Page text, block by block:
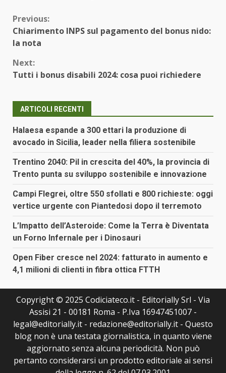
Continue
Reading
Previous:
Chiarimento INPS sul pagamento del bonus nido:
la nota
Next:
Tutti i bonus disabili 2024: cosa puoi richiedere
ARTICOLI RECENTI
Halaesa espande a 300 ettari la produzione di
avocado in Sicilia, leader nella filiera sostenibile
Trentino 2040: Pil in crescita del 40%, la provincia di
Trento punta su sviluppo sostenibile e innovazione
Campi Flegrei, oltre 550 sfollati e 800 richieste: oggi
vertice urgente con Piantedosi dopo il terremoto
L’Impatto dell’Asteroide: Come la Terra è Diventata
un Forno Infernale per i Dinosauri
Open Fiber cresce nel 2024: fatturato in aumento e
4,1 milioni di clienti in fibra ottica FTTH
Copyright © 2025 Codiciateco.it - Editorially Srl - Via
Assisi 21 - 00181 Roma - P.Iva 16947451007 -
legal@editorially.it - redazione@editorially.it - Questo
blog non è una testata giornalistica, in quanto viene
aggiornato senza alcuna periodicità. Non può
pertanto considerarsi un prodotto editoriale ai sensi